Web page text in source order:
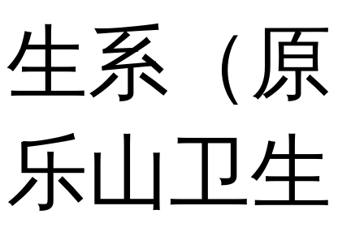
生系（原
乐山卫生